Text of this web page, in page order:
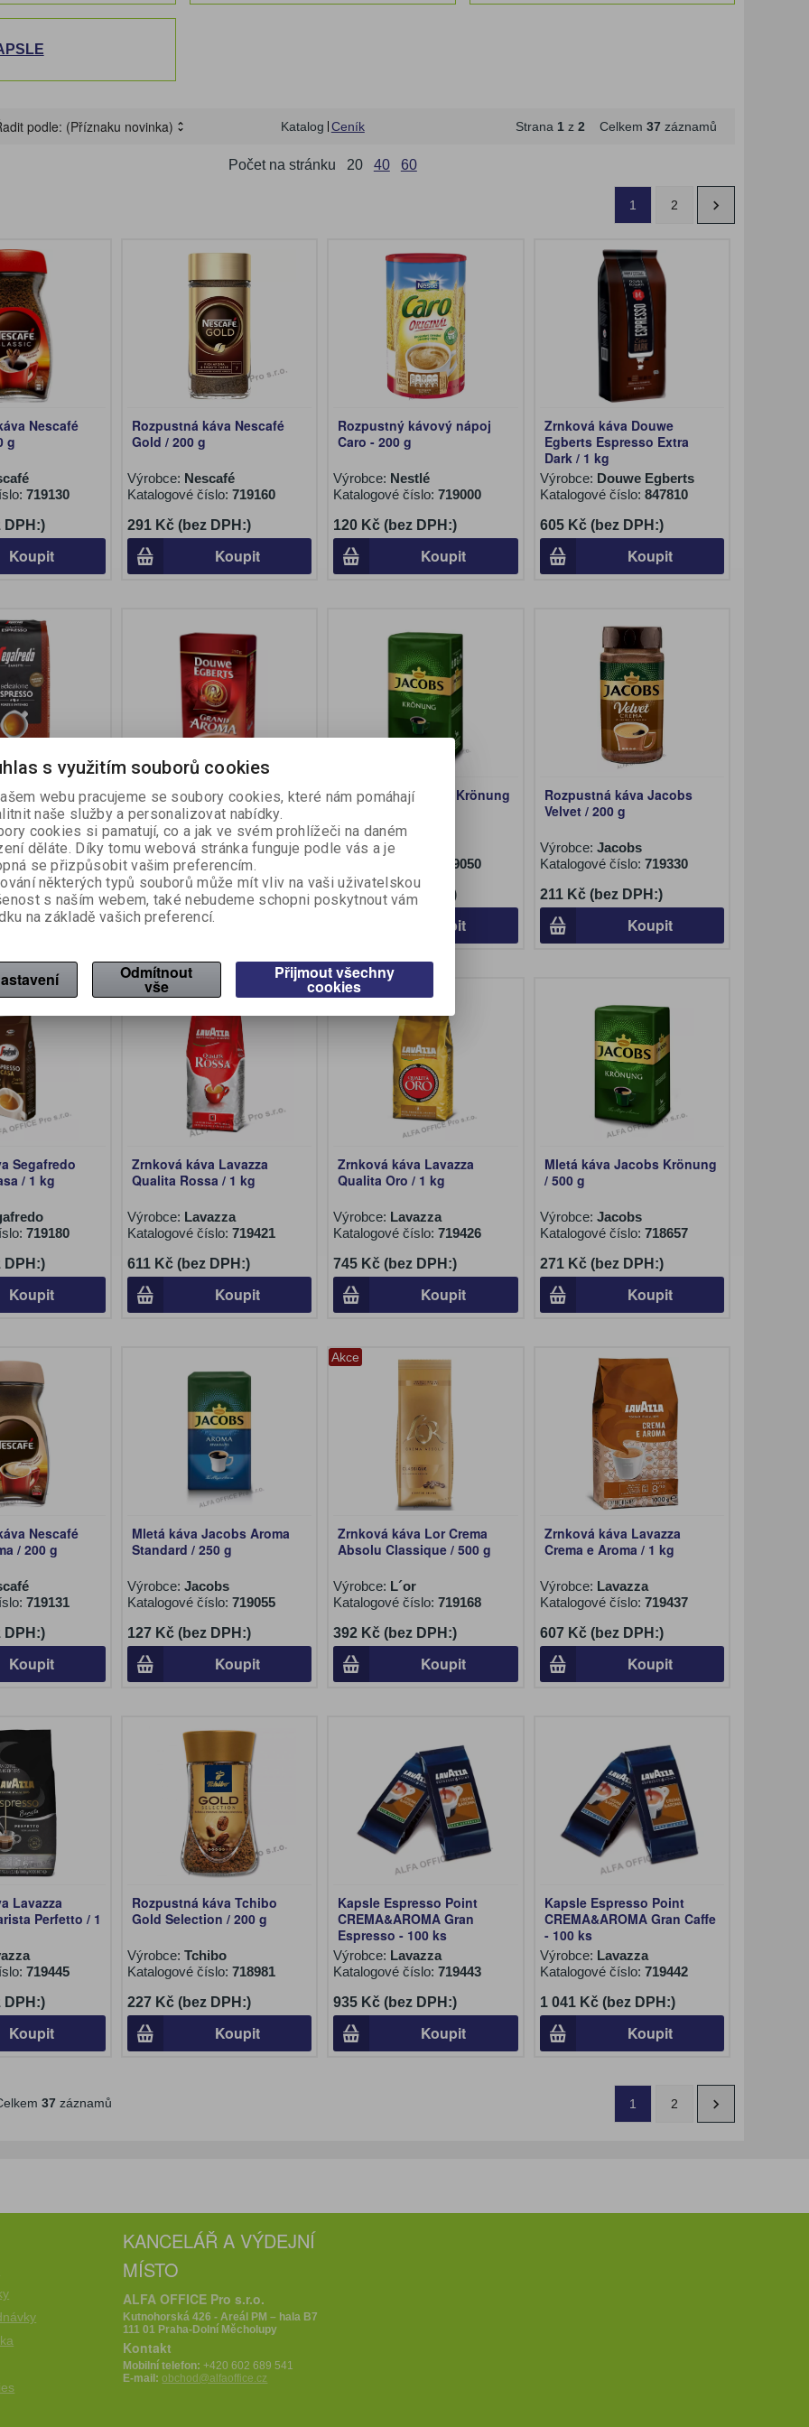
podle: (Příznaku novinka) Katalog Ceník Strana 1z 2 Celkem 37záznamů
Počet na stránku 20 40 60
1 2
Nescafé
g
719130
DPH:)
Koupit
Rozpustná káva Nescafé
Gold / 200 g
Výrobce: Nescafé
Katalogové číslo: 719160
291 Kč (bez DPH:)
Koupit
Rozpustný kávový nápoj
Caro - 200 g
Výrobce: Nestlé
Katalogové číslo:719000
120 Kč (bez DPH:)
Koupit
Zrnková káva Douwe
Egberts Espresso Extra
Dark / 1 kg
Výrobce: Douwe Egberts
Katalogové číslo: 847810
605 Kč (bez DPH:)
Koupit
Segafredo
/ 1 kg
719260
Koupit
Mletá káva Douwe Egberts
Grand Aroma / 250 g
Výrobce:Douwe Egberts
Katalogové číslo:718910
149 Kč (bez DPH:)
Mletá káva Jacobs Krönung
Výrobce:Jacobs
719050
181 Kč (bez DPH:)
Koupit
Rozpustná káva Jacobs
Velvet / 200 g
Výrobce: Jacobs
Katalogové číslo: 719330
211 Kč (bez DPH:)
Koupit
Segafredo
/ 1 kg
719180
DPH:)
Koupit
Akce
Zrnková káva Lavazza
Qualita Rossa / 1 kg
Výrobce: Lavazza
Katalogové číslo: 719421
611 Kč (bez DPH:)
Koupit
Akce
Zrnková káva Lavazza
Qualita Oro / 1 kg
Výrobce: Lavazza
Katalogové číslo:719426
745 Kč (bez DPH:)
Koupit
Mletá káva Jacobs Krönung
/ 500 g
Výrobce: Jacobs
Katalogové číslo: 718657
271 Kč (bez DPH:)
Koupit
Nescafé
/ 200 g
719131
DPH:)
Koupit
Mletá káva Jacobs Aroma
Standard / 250 g
Výrobce: Jacobs
Katalogové číslo: 719055
127 Kč (bez DPH:)
Koupit
Akce
Zrnková káva Lor Crema
Absolu Classique / 500 g
Výrobce: L´or
Katalogové číslo:719168
392 Kč (bez DPH:)
Koupit
Zrnková káva Lavazza
Crema e Aroma / 1 kg
Výrobce: Lavazza
Katalogové číslo: 719437
607 Kč (bez DPH:)
Koupit
Lavazza
Perfetto / 1
719445
DPH:)
Koupit
Rozpustná káva Tchibo
Gold Selection / 200 g
Výrobce: Tchibo
Katalogové číslo: 718981
227 Kč (bez DPH:)
Koupit
Kapsle Espresso Point
CREMA&AROMA Gran
Espresso - 100 ks
Výrobce: Lavazza
Katalogové číslo:719443
935 Kč (bez DPH:)
Koupit
Kapsle Espresso Point
CREMA&AROMA Gran Caffe
- 100 ks
Výrobce: Lavazza
Katalogové číslo: 719442
1 041 Kč (bez DPH:)
Koupit
37záznamů 1 2
KANCELÁŘ A VÝDEJNÍ
MÍSTO
ALFA OFFICE Pro s.r.o.
Kutnohorská 426 - Areál PM – hala B7
111 01 Praha-Dolní Měcholupy
Kontakt
Mobilní telefon:+420 602 689 541
E-mail:obchod@alfaoffice.cz
s využitím souborů cookies
webu pracujeme se soubory cookies, které nám pomáhají
naše služby a personalizovat nabídky.
cookies si pamatují, co a jak ve svém prohlížeči na daném
děláte. Díky tomu webová stránka funguje podle vás a je
se přizpůsobit vašim preferencím.
některých typů souborů může mít vliv na vaši uživatelskou
s naším webem, také nebudeme schopni poskytnout vám
na základě vašich preferencí.
Odmítnout
vše
Přijmout všechny
cookies